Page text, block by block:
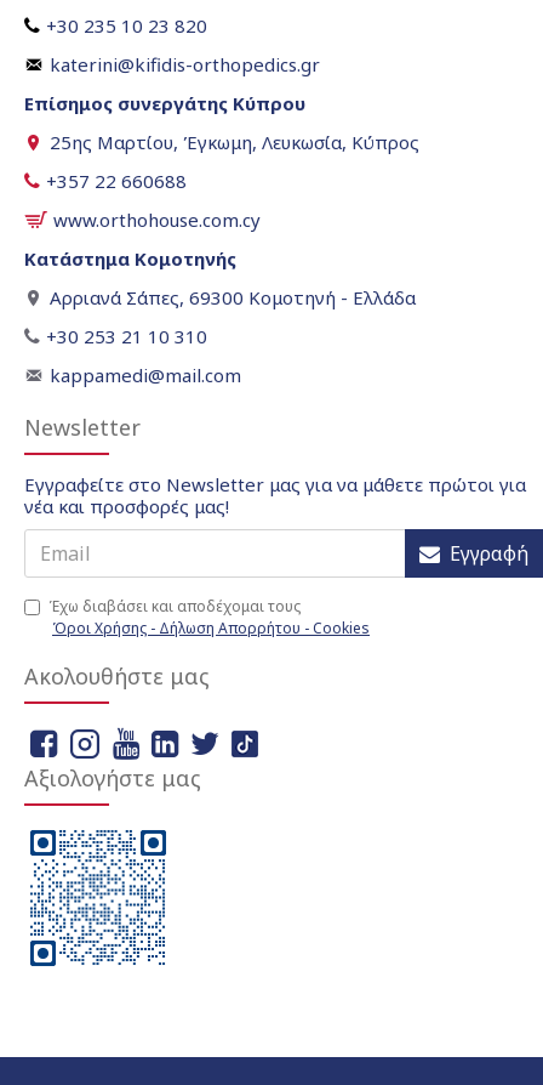
+30 235 10 23 820
katerini@kifidis-orthopedics.gr
Επίσημος συνεργάτης Κύπρου
25ης Μαρτίου, Έγκωμη, Λευκωσία, Κύπρος
+357 22 660688
www.orthohouse.com.cy
Κατάστημα Κομοτηνής
Αρριανά Σάπες, 69300 Κομοτηνή - Ελλάδα
+30 253 21 10 310
kappamedi@mail.com
Newsletter
Εγγραφείτε στο Newsletter μας για να μάθετε πρώτοι για
νέα και προσφορές μας!
Εγγραφή
Έχω διαβάσει και αποδέχομαι τους
Όροι Χρήσης - Δήλωση Απορρήτου - Cookies
Ακολουθήστε μας
Αξιολογήστε μας